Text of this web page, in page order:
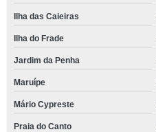
Ilha das Caieiras
Ilha do Frade
Jardim da Penha
Maruípe
Mário Cypreste
Praia do Canto